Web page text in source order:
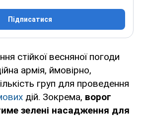
Підписатися
стійкої весняної погоди
армія, ймовірно,
груп для проведення
дій. Зокрема, ворог
зелені насадження для